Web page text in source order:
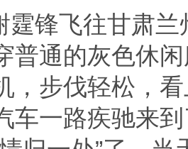
霆锋飞往甘肃
普通的灰色休
，步伐轻松，
车一路疾驰来